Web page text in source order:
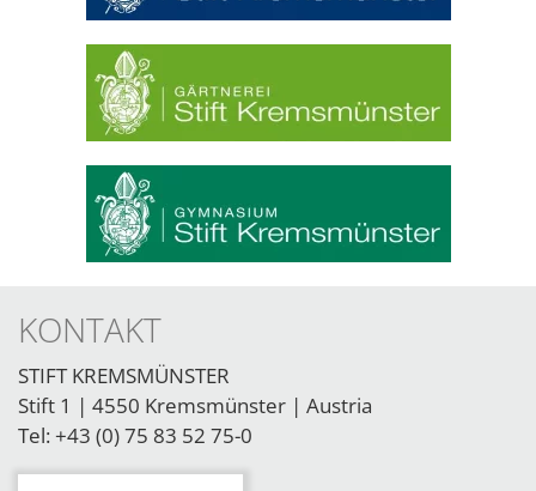
KONTAKT
STIFT KREMSMÜNSTER
Stift 1 | 4550 Kremsmünster | Austria
Tel: +43 (0) 75 83 52 75-0